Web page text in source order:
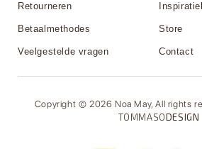
Retourneren
Betaalmethodes
Veelgestelde vragen
Store
Contact
Copyright © 2026 Noa May, All rights
TOMMASODESIGN